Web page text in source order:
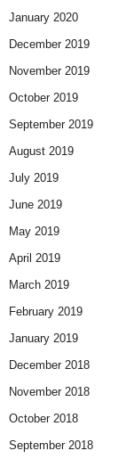
January 2020
December 2019
November 2019
October 2019
September 2019
August 2019
July 2019
June 2019
May 2019
April 2019
March 2019
February 2019
January 2019
December 2018
November 2018
October 2018
September 2018